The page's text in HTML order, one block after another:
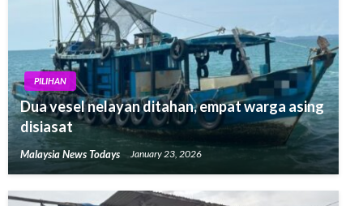
PILIHAN
Dua vesel nelayan ditahan, empat warga asing
disiasat
Malaysia News Todays January 23, 2026